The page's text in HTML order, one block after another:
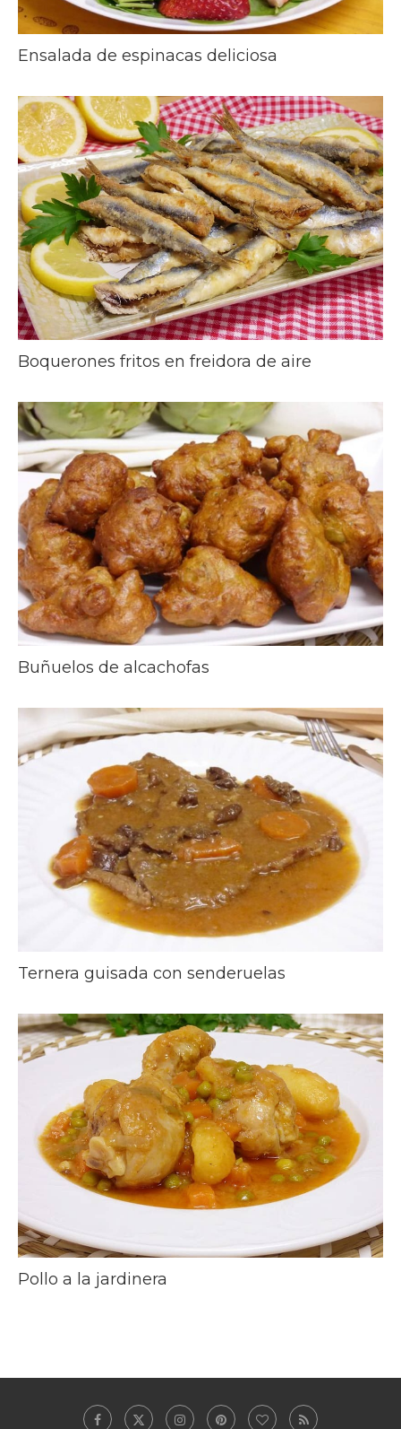
Ensalada de espinacas deliciosa
Boquerones fritos en freidora de aire
Buñuelos de alcachofas
Ternera guisada con senderuelas
Pollo a la jardinera